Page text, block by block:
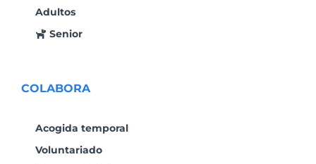
Adultos
Senior
COLABORA
Acogida temporal
Voluntariado